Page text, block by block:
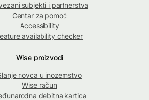
subjekti i partnerstva
Centar za pomoć
Accessibility
availability checker
Wise proizvodi
novca u inozemstvo
Wise račun
debitna kartica